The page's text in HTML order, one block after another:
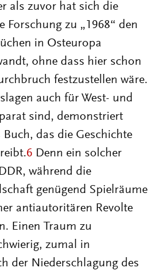
als zuvor hat sich die
Forschung zu „1968“ den
in Osteuropa
ohne dass hier schon
festzustellen wäre.
auch für West- und
sind, demonstriert
Buch, das die Geschichte
6 Denn ein solcher
während die
genügend Spielräume
antiautoritären Revolte
Einen Traum zu
zumal in
der Niederschlagung des